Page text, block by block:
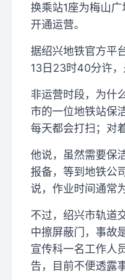
换乘站1座为梅山
开通运营。
据绍兴地铁官方平
13日23时40分许，
非运营时段，为什
市的一位地铁站保
每天都会打扫；对
他说，虽然需要保
报备，等到地铁公
说，作业时间通常
不过，绍兴市轨道
中擦屏蔽门，事故
宣传科一名工作人
告，目前不便透露